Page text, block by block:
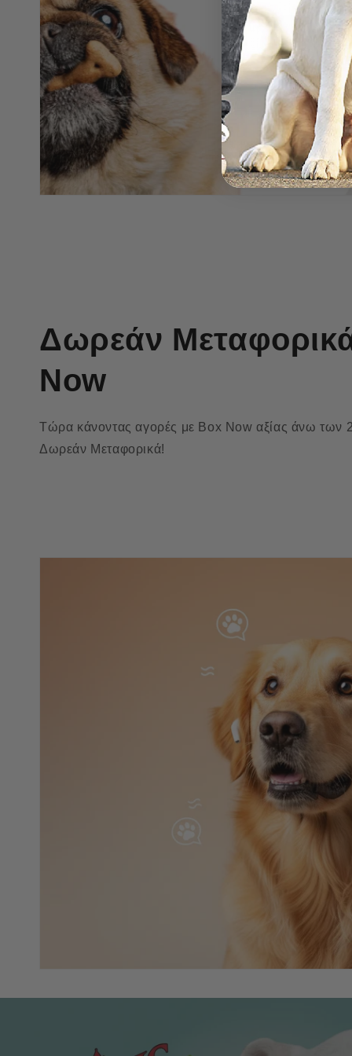
Δωρεάν
Now
Τώρα κάνοντας αγορές με Box Now αξίας άνω των
Δωρεάν Μεταφορικά!